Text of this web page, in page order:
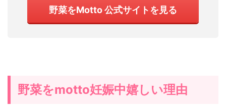
野菜をMotto 公式サイトを見る
野菜をmotto妊娠中嬉しい理由